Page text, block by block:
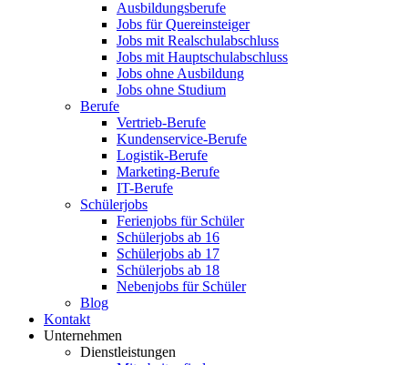
Ausbildungsberufe
Jobs für Quereinsteiger
Jobs mit Realschulabschluss
Jobs mit Hauptschulabschluss
Jobs ohne Ausbildung
Jobs ohne Studium
Berufe
Vertrieb-Berufe
Kundenservice-Berufe
Logistik-Berufe
Marketing-Berufe
IT-Berufe
Schülerjobs
Ferienjobs für Schüler
Schülerjobs ab 16
Schülerjobs ab 17
Schülerjobs ab 18
Nebenjobs für Schüler
Blog
Kontakt
Unternehmen
Dienstleistungen